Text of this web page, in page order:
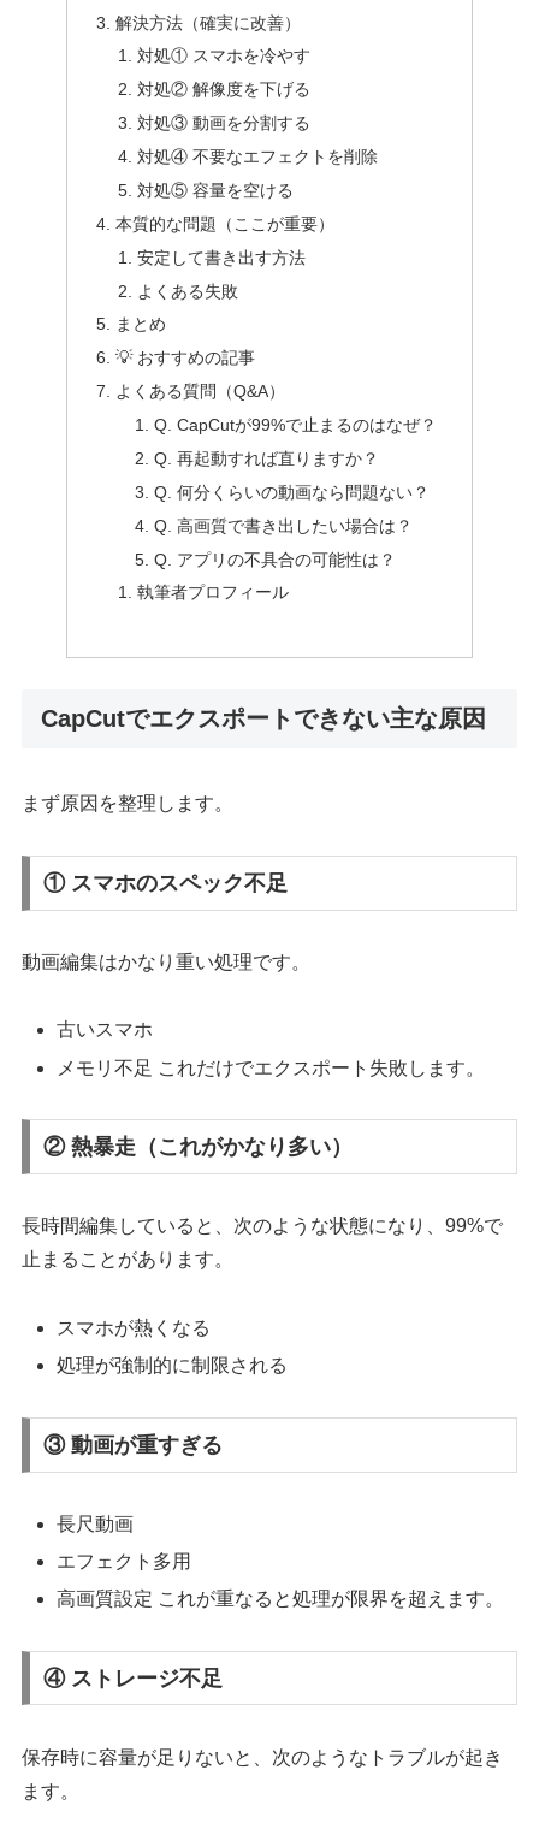
解決方法（確実に改善）
対処① スマホを冷やす
対処② 解像度を下げる
対処③ 動画を分割する
対処④ 不要なエフェクトを削除
対処⑤ 容量を空ける
本質的な問題（ここが重要）
安定して書き出す方法
よくある失敗
まとめ
💡 おすすめの記事
よくある質問（Q&A）
Q. CapCutが99%で止まるのはなぜ？
Q. 再起動すれば直りますか？
Q. 何分くらいの動画なら問題ない？
Q. 高画質で書き出したい場合は？
Q. アプリの不具合の可能性は？
執筆者プロフィール
CapCutでエクスポートできない主な原因
まず原因を整理します。
① スマホのスペック不足
動画編集はかなり重い処理です。
古いスマホ
メモリ不足 これだけでエクスポート失敗します。
② 熱暴走（これがかなり多い）
長時間編集していると、次のような状態になり、99%で
止まることがあります。
スマホが熱くなる
処理が強制的に制限される
③ 動画が重すぎる
長尺動画
エフェクト多用
高画質設定 これが重なると処理が限界を超えます。
④ ストレージ不足
保存時に容量が足りないと、次のようなトラブルが起き
ます。